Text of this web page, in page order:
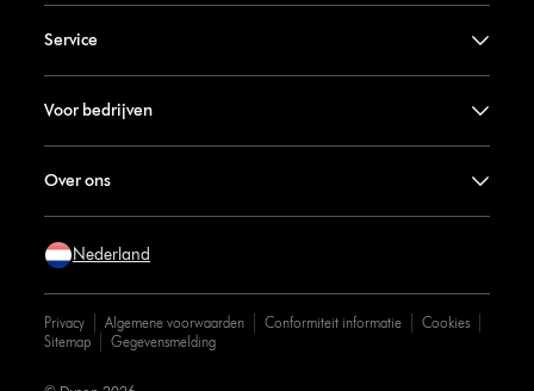
Service
Voor bedrijven
Over ons
Nederland
Privacy Algemene voorwaarden Conformiteit informatie
Cookies
Sitemap
Gegevensmelding